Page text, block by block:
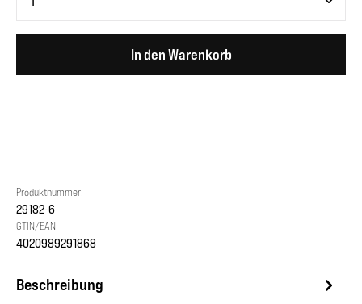
In den Warenkorb
Produktnummer:
29182-6
GTIN/EAN:
4020989291868
Beschreibung